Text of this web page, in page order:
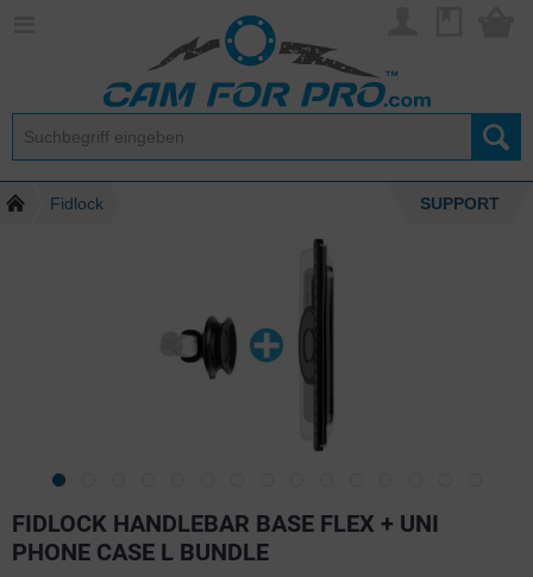
Fidlock SUPPORT
FIDLOCK HANDLEBAR BASE FLEX + UNI
PHONE CASE L BUNDLE